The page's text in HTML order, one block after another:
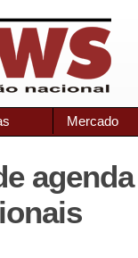
Mercado